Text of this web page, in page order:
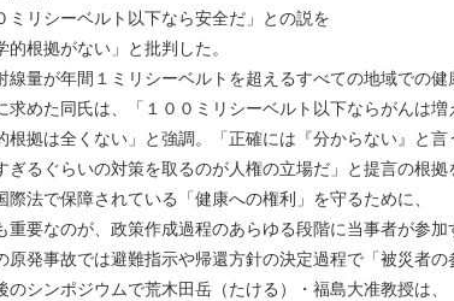
ミリシーベルト以下なら安全だ」との説を
的根拠がない」と批判した。
線量が年間１ミリシーベルトを超えるすべての地域での健
求めた同氏は、「１００ミリシーベルト以下ならがんは
根拠は全くない」と強調。「正確には『分からない』と言
ぎるぐらいの対策を取るのが人権の立場だ」と提言の根拠
際法で保障されている「健康への権利」を守るために、
重要なのが、政策作成過程のあらゆる段階に当事者が参加
原発事故では避難指示や帰還方針の決定過程で「被災者の
のシンポジウムで荒木田岳（たける）・福島大准教授は、